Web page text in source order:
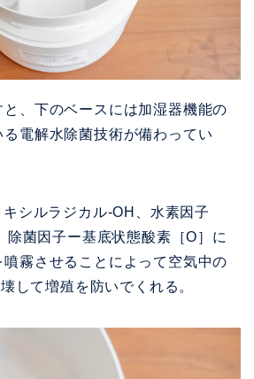
と、下のベースには加湿器機能の
電解水除菌技術が備わってい
シルラジカル-OH、水素因子
除菌因子ー基底状態酸素［O］に
霧させることによって空気中の
して増殖を防いでくれる。